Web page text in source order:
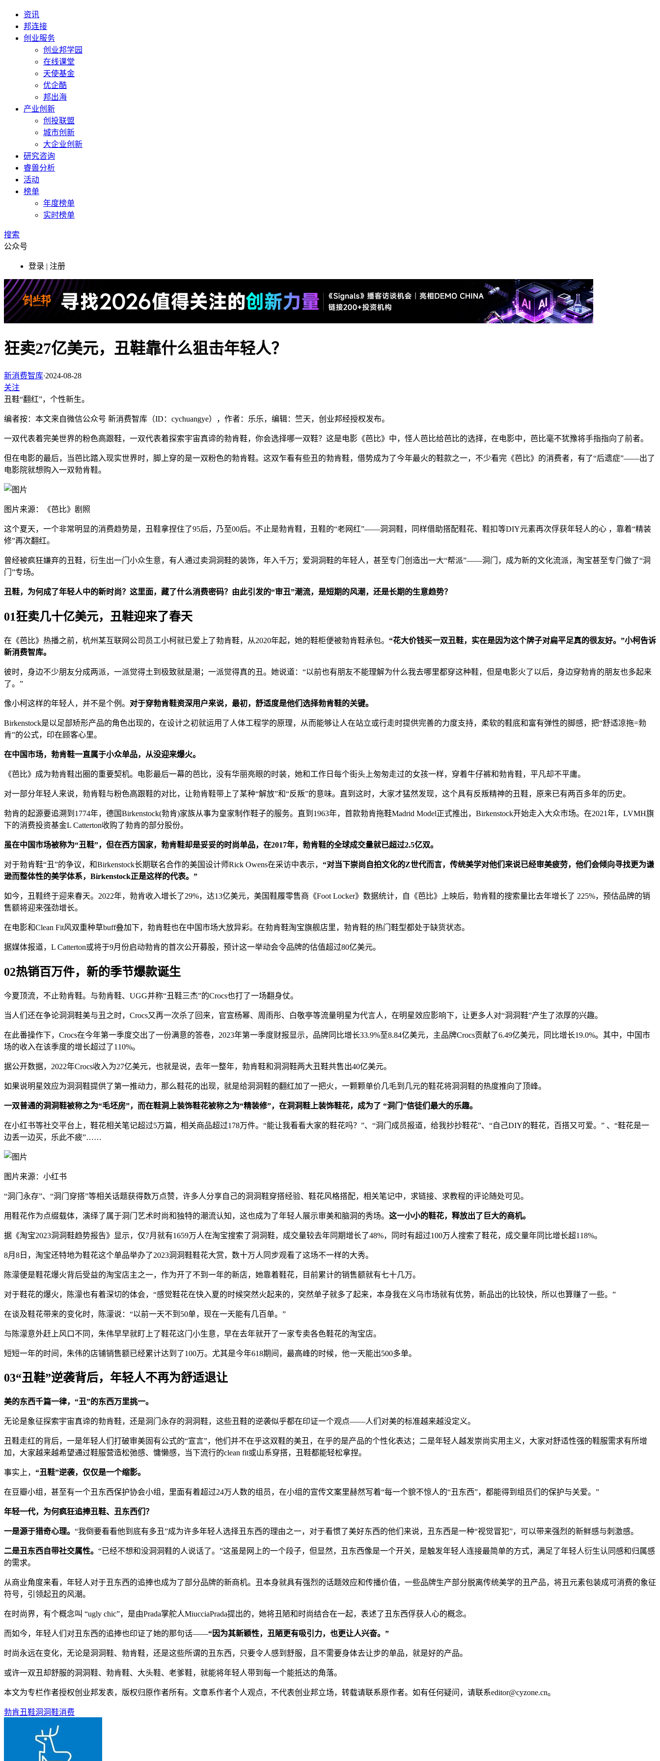
资讯
邦连接
创业服务
创业邦学园
在线课堂
天使基金
优企酷
邦出海
产业创新
创投联盟
城市创新
大企业创新
研究咨询
睿兽分析
活动
榜单
年度榜单
实时榜单
搜索
公众号
登录 | 注册
狂卖27亿美元，丑鞋靠什么狙击年轻人？
新消费智库·2024-08-28
关注
丑鞋“翻红”，个性新生。
编者按：本文来自微信公众号 新消费智库（ID：cychuangye），作者：乐乐，编辑：竺天，创业邦经授权发布。
一双代表着完美世界的粉色高跟鞋，一双代表着探索宇宙真谛的勃肯鞋，你会选择哪一双鞋？这是电影《芭比》中，怪人芭比给芭比的选择，在电影中，芭比毫不犹豫将手指指向了前者。
但在电影的最后，当芭比踏入现实世界时，脚上穿的是一双粉色的勃肯鞋。这双乍看有些丑的勃肯鞋，借势成为了今年最火的鞋款之一，不少看完《芭比》的消费者，有了“后遗症”——出了
电影院就想购入一双勃肯鞋。
图片来源：《芭比》剧照
这个夏天，一个非常明显的消费趋势是，丑鞋拿捏住了95后，乃至00后。不止是勃肯鞋，丑鞋的“老网红”——洞洞鞋，同样借助搭配鞋花、鞋扣等DIY元素再次俘获年轻人的心 ，靠着“精装
修”再次翻红。
曾经被疯狂嫌弃的丑鞋，衍生出一门小众生意，有人通过卖洞洞鞋的装饰，年入千万；爱洞洞鞋的年轻人，甚至专门创造出一大“帮派”——洞门，成为新的文化流派，淘宝甚至专门做了“洞
门”专场。
丑鞋，为何成了年轻人中的新时尚？这里面，藏了什么消费密码？由此引发的“审丑”潮流，是短期的风潮，还是长期的生意趋势？
01狂卖几十亿美元，丑鞋迎来了春天
在《芭比》热播之前，杭州某互联网公司员工小柯就已爱上了勃肯鞋，从2020年起，她的鞋柜便被勃肯鞋承包。 “花大价钱买一双丑鞋，实在是因为这个牌子对扁平足真的很友好。”小柯告诉
新消费智库。
彼时，身边不少朋友分成两派，一派觉得土到极致就是潮；一派觉得真的丑。她说道：“以前也有朋友不能理解为什么我去哪里都穿这种鞋，但是电影火了以后，身边穿勃肯的朋友也多起来
了。”
像小柯这样的年轻人，并不是个例。 对于穿勃肯鞋资深用户来说，最初，舒适度是他们选择勃肯鞋的关键。
Birkenstock是以足部矫形产品的角色出现的，在设计之初就运用了人体工程学的原理，从而能够让人在站立或行走时提供完善的力度支持，柔软的鞋底和富有弹性的脚感，把“舒适凉拖=勃
肯”的公式，印在顾客心里。
在中国市场，勃肯鞋一直属于小众单品，从没迎来爆火。
《芭比》成为勃肯鞋出圈的重要契机。电影最后一幕的芭比，没有华丽亮眼的时装，她和工作日每个街头上匆匆走过的女孩一样，穿着牛仔裤和勃肯鞋，平凡却不平庸。
对一部分年轻人来说，勃肯鞋与粉色高跟鞋的对比，让勃肯鞋带上了某种“解放”和“反叛”的意味。直到这时，大家才猛然发现，这个具有反叛精神的丑鞋，原来已有两百多年的历史。
勃肯的起源要追溯到1774年，德国Birkenstock(勃肯)家族从事为皇家制作鞋子的服务。直到1963年，首款勃肯拖鞋Madrid Model正式推出，Birkenstock开始走入大众市场。在2021年，LVMH旗
下的消费投资基金L Catterton收购了勃肯的部分股份。
虽在中国市场被称为“丑鞋”，但在西方国家，勃肯鞋却是妥妥的时尚单品，在2017年，勃肯鞋的全球成交量就已超过2.5亿双。
对于勃肯鞋“丑”的争议，和Birkenstock长期联名合作的美国设计师Rick Owens在采访中表示， “对当下崇尚自拍文化的Z世代而言，传统美学对他们来说已经审美疲劳，他们会倾向寻找更为谦
逊而整体性的美学体系，Birkenstock正是这样的代表。”
如今，丑鞋终于迎来春天。2022年，勃肯收入增长了29%，达13亿美元，美国鞋履零售商《Foot Locker》数据统计，自《芭比》上映后，勃肯鞋的搜索量比去年增长了 225%，预估品牌的销
售额将迎来强劲增长。
在电影和Clean Fit风双重种草buff叠加下，勃肯鞋也在中国市场大放异彩。在勃肯鞋淘宝旗舰店里，勃肯鞋的热门鞋型都处于缺货状态。
据媒体报道，L Catterton或将于9月份启动勃肯的首次公开募股，预计这一举动会令品牌的估值超过80亿美元。
02热销百万件，新的季节爆款诞生
今夏顶流，不止勃肯鞋。与勃肯鞋、UGG并称“丑鞋三杰”的Crocs也打了一场翻身仗。
当人们还在争论洞洞鞋美与丑之时，Crocs又再一次杀了回来，官宣杨幂、周雨彤、白敬亭等流量明星为代言人，在明星效应影响下，让更多人对“洞洞鞋”产生了浓厚的兴趣。
在此番操作下，Crocs在今年第一季度交出了一份满意的答卷，2023年第一季度财报显示，品牌同比增长33.9%至8.84亿美元，主品牌Crocs贡献了6.49亿美元，同比增长19.0%。其中，中国市
场的收入在该季度的增长超过了110%。
据公开数据，2022年Crocs收入为27亿美元，也就是说，去年一整年，勃肯鞋和洞洞鞋两大丑鞋共售出40亿美元。
如果说明星效应为洞洞鞋提供了第一推动力，那么鞋花的出现，就是给洞洞鞋的翻红加了一把火，一颗颗单价几毛到几元的鞋花将洞洞鞋的热度推向了顶峰。
一双普通的洞洞鞋被称之为“毛坯房”，而在鞋洞上装饰鞋花被称之为“精装修”，在洞洞鞋上装饰鞋花，成为了 “洞门”信徒们最大的乐趣。
在小红书等社交平台上，鞋花相关笔记超过5万篇，相关商品超过178万件。“能让我看看大家的鞋花吗？”、“洞门成员报道，给我抄抄鞋花”、“自己DIY的鞋花，百搭又可爱。” 、“鞋花是一
边丢一边买，乐此不疲”……
图片来源：小红书
“洞门永存”、“洞门穿搭”等相关话题获得数万点赞，许多人分享自己的洞洞鞋穿搭经验、鞋花风格搭配，相关笔记中，求链接、求教程的评论随处可见。
用鞋花作为点缀载体，演绎了属于洞门艺术时尚和独特的潮流认知，这也成为了年轻人展示审美和脑洞的秀场。 这一小小的鞋花，释放出了巨大的商机。
据《淘宝2023洞洞鞋趋势报告》显示，仅7月就有1659万人在淘宝搜索了洞洞鞋，成交量较去年同期增长了48%，同时有超过100万人搜索了鞋花，成交量年同比增长超118%。
8月8日，淘宝还特地为鞋花这个单品举办了2023洞洞鞋鞋花大赏，数十万人同步观看了这场不一样的大秀。
陈濛便是鞋花爆火背后受益的淘宝店主之一，作为开了不到一年的新店，她靠着鞋花，目前累计的销售额就有七十几万。
对于鞋花的爆火，陈濛也有着深切的体会，“感觉鞋花在快入夏的时候突然火起来的，突然单子就多了起来，本身我在义乌市场就有优势，新品出的比较快，所以也算赚了一些。”
在谈及鞋花带来的变化时，陈濛说：“以前一天不到50单，现在一天能有几百单。”
与陈濛意外赶上风口不同，朱伟早早就盯上了鞋花这门小生意，早在去年就开了一家专卖各色鞋花的淘宝店。
短短一年的时间，朱伟的店铺销售额已经累计达到了100万。尤其是今年618期间，最高峰的时候，他一天能出500多单。
03“丑鞋”逆袭背后，年轻人不再为舒适退让
美的东西千篇一律，“丑”的东西万里挑一。
无论是象征探索宇宙真谛的勃肯鞋，还是洞门永存的洞洞鞋，这些丑鞋的逆袭似乎都在印证一个观点——人们对美的标准越来越没定义。
丑鞋走红的背后，一是年轻人们打破审美固有公式的“宣言”，他们并不在乎这双鞋的美丑，在乎的是产品的个性化表达；二是年轻人越发崇尚实用主义，大家对舒适性强的鞋服需求有所增
加，大家越来越希望通过鞋服营造松弛感、慵懒感，当下流行的clean fit或山系穿搭，丑鞋都能轻松拿捏。
事实上， “丑鞋”逆袭，仅仅是一个缩影。
在豆瓣小组，甚至有一个丑东西保护协会小组，里面有着超过24万人数的组员，在小组的宣传文案里赫然写着“每一个貌不惊人的“丑东西”，都能得到组员们的保护与关爱。”
年轻一代，为何疯狂追捧丑鞋、丑东西们？
一是源于猎奇心理。 “我倒要看看他到底有多丑”成为许多年轻人选择丑东西的理由之一，对于看惯了美好东西的他们来说，丑东西是一种“视觉冒犯”，可以带来强烈的新鲜感与刺激感。
二是丑东西自带社交属性。 “已经不想和没洞洞鞋的人说话了。”这虽是网上的一个段子，但显然，丑东西像是一个开关，是触发年轻人连接最简单的方式，满足了年轻人衍生认同感和归属感
的需求。
从商业角度来看，年轻人对于丑东西的追捧也成为了部分品牌的新商机。丑本身就具有强烈的话题效应和传播价值，一些品牌生产部分脱离传统美学的丑产品，将丑元素包装成可消费的象征
符号，引领起丑的风潮。
在时尚界，有个概念叫 “ugly chic”，是由Prada掌舵人MiucciaPrada提出的，她将丑陋和时尚结合在一起，表述了丑东西俘获人心的概念。
而如今，年轻人们对丑东西的追捧也印证了她的那句话——“因为其新颖性，丑陋更有吸引力，也更让人兴奋。”
时尚永远在变化，无论是洞洞鞋、勃肯鞋，还是这些所谓的丑东西，只要令人感到舒服，且不需要身体去让步的单品，就是好的产品。
或许一双丑却舒服的洞洞鞋、勃肯鞋、大头鞋、老爹鞋，就能将年轻人带到每一个能抵达的角落。
本文为专栏作者授权创业邦发表，版权归原作者所有。文章系作者个人观点，不代表创业邦立场，转载请联系原作者。如有任何疑问，请联系editor@cyzone.cn。
勃肯丑鞋洞洞鞋消费